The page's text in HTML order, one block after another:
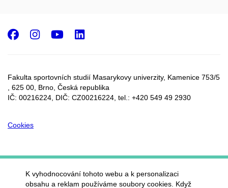
Fakulta sportovních studií Masarykovy univerzity, Kamenice 753/5​
, 625 00, Brno, Česká republika
IČ: 00216224, DIČ: CZ00216224, tel.: +420 549 49 2930
Cookies
Facebook
Instagram
Youtube
K vyhodnocování tohoto webu a k personalizaci
obsahu a reklam používáme soubory cookies. Když